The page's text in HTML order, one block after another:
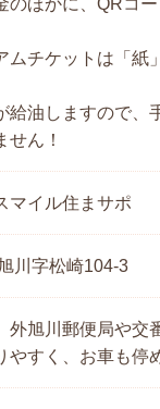
のほかに、QRコ
ムチケットは「紙
給油しますので
せん！
マイル住まサポ
川字松崎104-3
外旭川郵便局や交
やすく、お車も停